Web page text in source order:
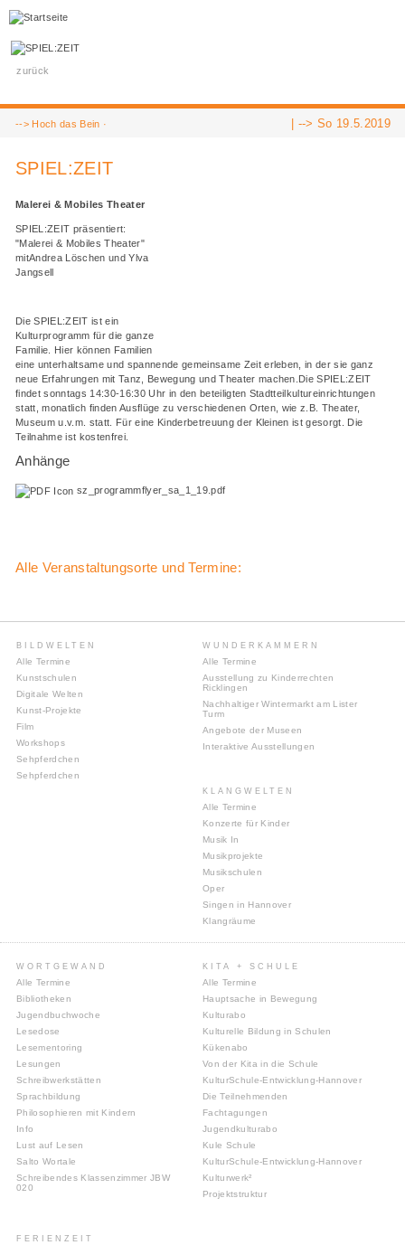
zurück
--> Hoch das Bein · | -->So 19.5.2019
SPIEL:ZEIT
Malerei & Mobiles Theater
SPIEL:ZEIT präsentiert:
"Malerei & Mobiles Theater"
mitAndrea Löschen und Ylva
Jangsell
Die SPIEL:ZEIT ist ein
Kulturprogramm für die ganze
Familie. Hier können Familien
eine unterhaltsame und spannende gemeinsame Zeit erleben, in der sie ganz
neue Erfahrungen mit Tanz, Bewegung und Theater machen.Die SPIEL:ZEIT
findet sonntags 14:30-16:30 Uhr in den beteiligten Stadtteilkultureinrichtungen
statt, monatlich finden Ausflüge zu verschiedenen Orten, wie z.B. Theater,
Museum u.v.m. statt. Für eine Kinderbetreuung der Kleinen ist gesorgt. Die
Teilnahme ist kostenfrei.
Anhänge
sz_programmflyer_sa_1_19.pdf
Alle Veranstaltungsorte und Termine:
BILDWELTEN
Alle Termine
Kunstschulen
Digitale Welten
Kunst-Projekte
Film
Workshops
Sehpferdchen
Sehpferdchen
WUNDERKAMMERN
Alle Termine
Ausstellung zu Kinderrechten
Ricklingen
Nachhaltiger Wintermarkt am Lister
Turm
Angebote der Museen
Interaktive Ausstellungen
KLANGWELTEN
Alle Termine
Konzerte für Kinder
Musik In
Musikprojekte
Musikschulen
Oper
Singen in Hannover
Klangräume
WORTGEWAND
Alle Termine
Bibliotheken
Jugendbuchwoche
Lesedose
Lesementoring
Lesungen
Schreibwerkstätten
Sprachbildung
Philosophieren mit Kindern
Info
Lust auf Lesen
Salto Wortale
Schreibendes Klassenzimmer JBW
020
KITA + SCHULE
Alle Termine
Hauptsache in Bewegung
Kulturabo
Kulturelle Bildung in Schulen
Kükenabo
Von der Kita in die Schule
KulturSchule-Entwicklung-Hannover
Die Teilnehmenden
Fachtagungen
Jugendkulturabo
Kule Schule
KulturSchule-Entwicklung-Hannover
Kulturwerk²
Projektstruktur
FERIENZEIT